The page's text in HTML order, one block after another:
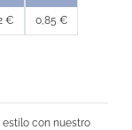
€ 0,85 €
con nuestro